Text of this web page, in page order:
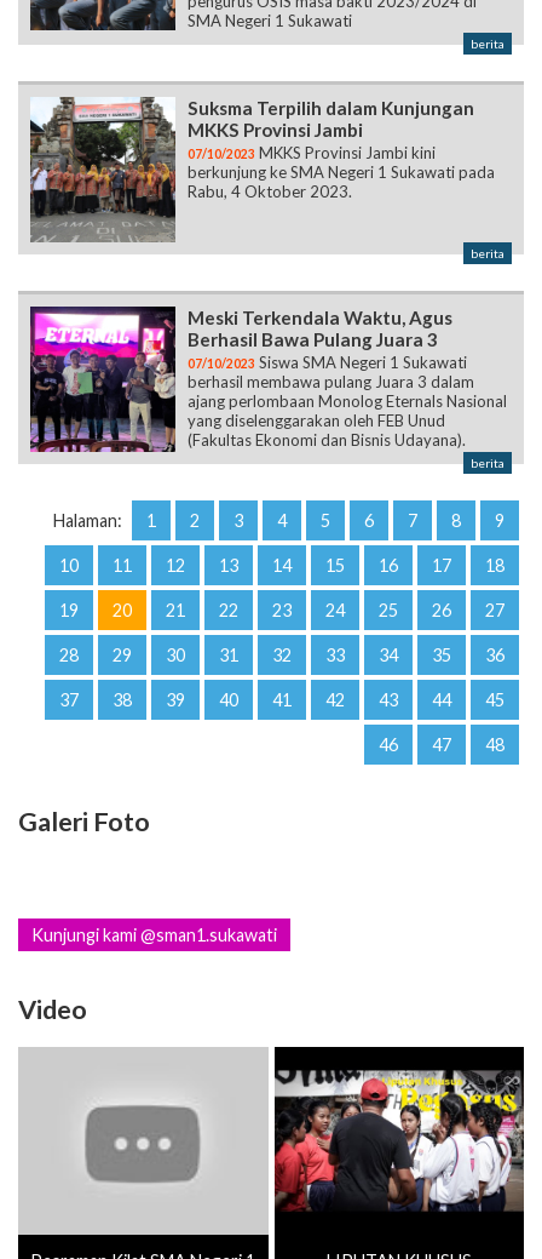
SMA Negeri 1 Sukawati
berita
Suksma Terpilih dalam Kunjungan
MKKS Provinsi Jambi
07/10/2023 MKKS Provinsi Jambi kini
berkunjung ke SMA Negeri 1 Sukawati pada
Rabu, 4 Oktober 2023.
berita
Meski Terkendala Waktu, Agus
Berhasil Bawa Pulang Juara 3
07/10/2023 Siswa SMA Negeri 1 Sukawati
berhasil membawa pulang Juara 3 dalam
ajang perlombaan Monolog Eternals Nasional
yang diselenggarakan oleh FEB Unud
(Fakultas Ekonomi dan Bisnis Udayana).
berita
Halaman: 1 2 3 4 5 6 7 8 9
10 11 12 13 14 15 16 17 18
19 20 21 22 23 24 25 26 27
28 29 30 31 32 33 34 35 36
37 38 39 40 41 42 43 44 45
46 47 48
Galeri Foto
Kunjungi kami @sman1.sukawati
Video